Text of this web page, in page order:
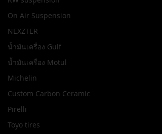
On Air Suspension
NEXZTER
น้ำมันเครื่อง Gulf
น้ำมันเครื่อง Motul
Michelin
Custom Carbon Ceramic
Pirelli
Toyo tires